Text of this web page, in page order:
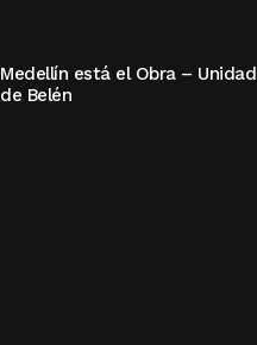
Medellín está el Obra –
de Belén